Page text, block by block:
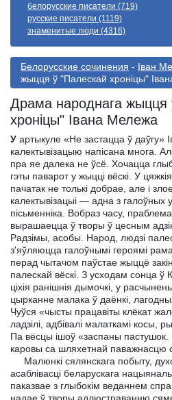
белорусские писатели (719)
русские писатели (1119)
знаменитые люди (4316)
Белорусские сочинения - Іван
жыцця ў "Палескай хроніцы"
Драма народнага жыцця
хроніцы" Iвана Мележа
У артыкуле «Не застацца ў даўгу»
калектывізацыю напісана многа.
пра яе далека не ўсё. Хочацца
гэты паварот у жыцці вёскі. У
пачатак не толькі добрае, але і
калектывізацыі — адна з галоўных
пісьменніка. Вобраз часу, праблема
вырашаецца ў творы ў цесным
Радзімы, асобы. Народ, людзі
з'яўляюцца галоўнымі героямі
перад чытачом паўстае жыццё
палескай вёскі. З усходам сонца ў
ціхія ранішнія дымочкі, у
цырканне малака ў даёнкі,
Чуўся «чысты працавіты клёкат
ладзілі, адбівалі малаткамі косы,
Па вёсцы ішоў «заспаны пастушок.
каровы са шляхетнай паважнасцю
Малюнкі сялянскага побыту,
асаблівасці беларускага
паказвае з глыбокім веданнем
надае ў творы адлюстраванню